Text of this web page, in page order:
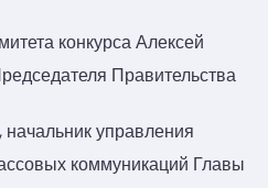
конкурса Алексей
Правительства
управления
коммуникаций Главы